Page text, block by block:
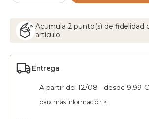
Acumula 2 punto(s) de fidelidad
artículo.
Entrega
A partir del 12/08 - desde 9,99 €
para más información >